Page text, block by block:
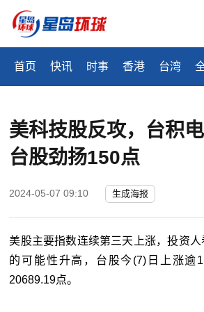
首页 快讯 时事 香港 台湾
美科技股反攻，台积电
台股劲扬150点
2024-05-07 09:10 生成海报
美股主要指数连续第三天上涨，投资
的可能性升高，台股今(7)日上涨逾
20689.19点。